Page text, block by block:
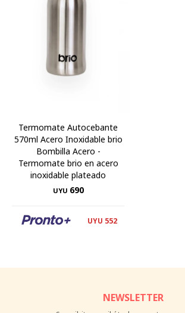
Termomate Autocebante
570ml Acero Inoxidable brio
Bombilla Acero -
Termomate brio en acero
inoxidable plateado
UYU 690
UYU 552
NEWSLETTER